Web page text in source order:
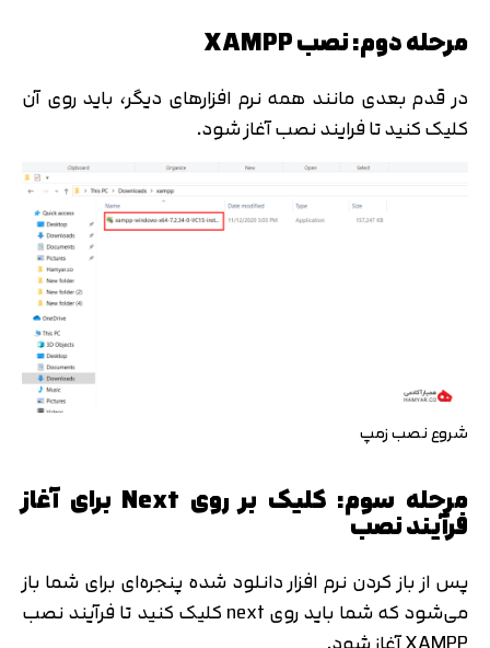
مرحله دوم: نصب XAMPP
در قدم بعدی مانند همه نرم افزارهای دیگر، باید روی آن
کلیک کنید تا فرایند نصب آغاز شود.
شروع نصب زمپ
مرحله سوم: کلیک بر روی Next برای آغاز
فرآیند نصب
پس از باز کردن نرم افزار دانلود شده پنجره‌ای برای شما باز
می‌شود که شما باید روی next کلیک کنید تا فرآیند نصب